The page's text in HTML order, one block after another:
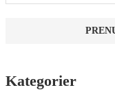
Kategorier